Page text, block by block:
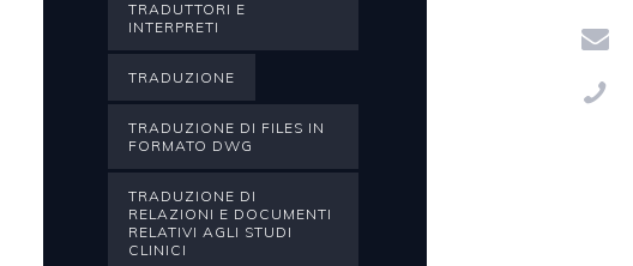
TRADUTTORI E
INTERPRETI
TRADUZIONE
TRADUZIONE DI FILES IN
FORMATO DWG
TRADUZIONE DI
RELAZIONI E DOCUMENTI
RELATIVI AGLI STUDI
CLINICI